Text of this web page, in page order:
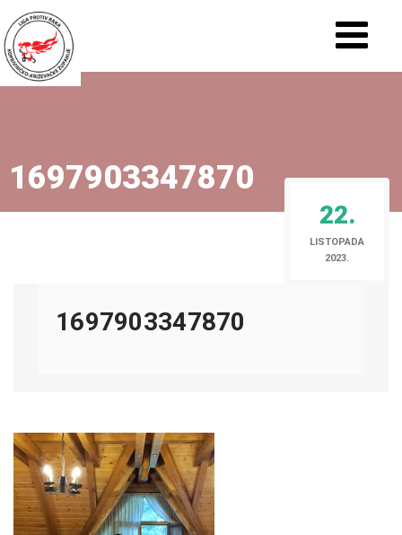
1697903347870
22.
LISTOPADA
2023.
1697903347870